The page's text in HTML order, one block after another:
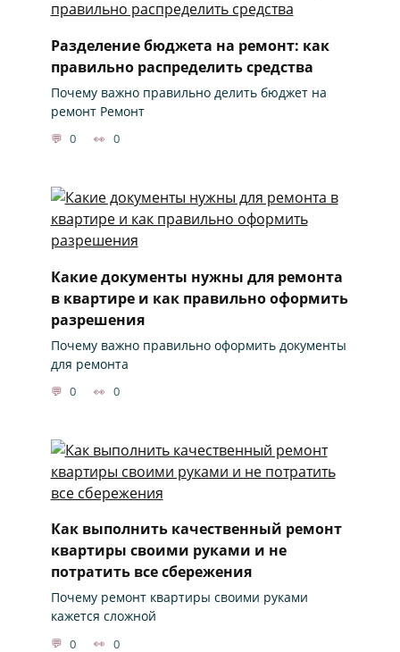
Разделение бюджета на ремонт: как
правильно распределить средства
Почему важно правильно делить бюджет на
ремонт Ремонт
0 0
Какие документы нужны для ремонта
в квартире и как правильно оформить
разрешения
Почему важно правильно оформить документы
для ремонта
0 0
Как выполнить качественный ремонт
квартиры своими руками и не
потратить все сбережения
Почему ремонт квартиры своими руками
кажется сложной
0 0